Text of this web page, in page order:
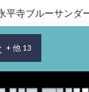
平寺ブルーサンダ
+ 他 13